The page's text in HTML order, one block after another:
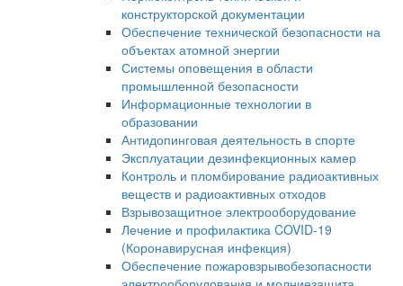
конструкторской документации
Обеспечение технической безопасности на
объектах атомной энергии
Системы оповещения в области
промышленной безопасности
Информационные технологии в
образовании
Антидопинговая деятельность в спорте
Эксплуатации дезинфекционных камер
Контроль и пломбирование радиоактивных
веществ и радиоактивных отходов
Взрывозащитное электрооборудование
Лечение и профилактика COVID-19
(Коронавирусная инфекция)
Обеспечение пожаровзрывобезопасности